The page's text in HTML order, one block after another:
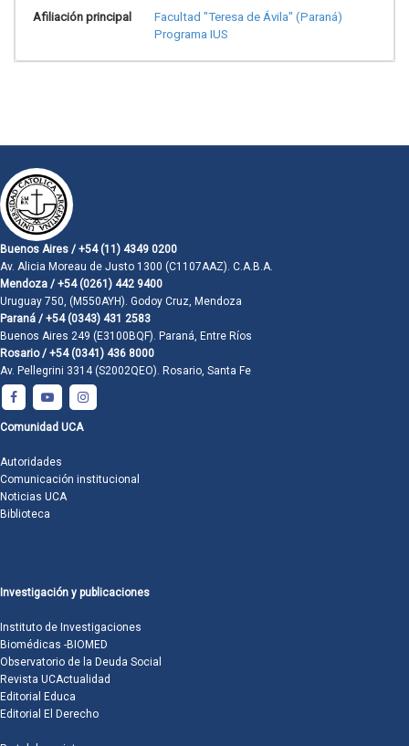
Afiliación principal
Facultad "Teresa de Ávila" (Paraná)
Programa IUS
Buenos Aires / +54 (11) 4349 0200
Av. Alicia Moreau de Justo 1300 (C1107AAZ). C.A.B.A.
Mendoza / +54 (0261) 442 9400
Uruguay 750, (M550AYH). Godoy Cruz, Mendoza
Paraná / +54 (0343) 431 2583
Buenos Aires 249 (E3100BQF). Paraná, Entre Ríos
Rosario / +54 (0341) 436 8000
Av. Pellegrini 3314 (S2002QEO). Rosario, Santa Fe
Comunidad UCA
Autoridades
Comunicación institucional
Noticias UCA
Biblioteca
Investigación y publicaciones
Instituto de Investigaciones
Biomédicas -BIOMED
Observatorio de la Deuda Social
Revista UCActualidad
Editorial Educa
Editorial El Derecho